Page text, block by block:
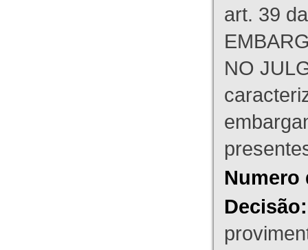
art. 39
NO
Numero
Decisão: